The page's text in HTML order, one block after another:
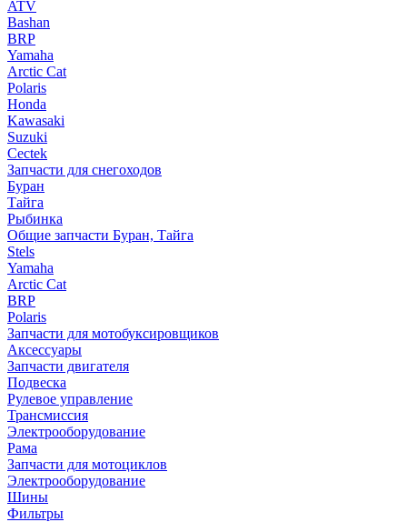
ATV
Bashan
BRP
Yamaha
Arctic Cat
Polaris
Honda
Kawasaki
Suzuki
Cectek
Запчасти для снегоходов
Буран
Тайга
Рыбинка
Общие запчасти Буран, Тайга
Stels
Yamaha
Arctic Cat
BRP
Polaris
Запчасти для мотобуксировщиков
Аксессуары
Запчасти двигателя
Подвеска
Рулевое управление
Трансмиссия
Электрооборудование
Рама
Запчасти для мотоциклов
Электрооборудование
Шины
Фильтры